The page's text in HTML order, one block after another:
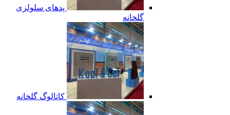
پدهای سلولزی
گلخانه
کاتالوگ گلخانه